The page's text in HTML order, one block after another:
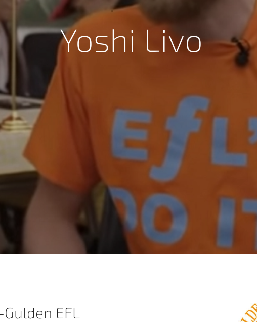
Yoshi Livo
EFL